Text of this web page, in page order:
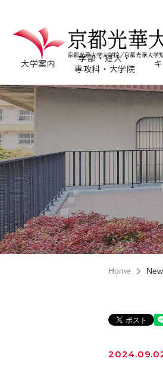
大学案内
学部・短大・
専攻科・大学院
Home